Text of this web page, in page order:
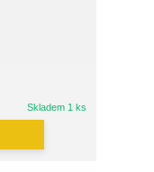
Skladem 1 ks